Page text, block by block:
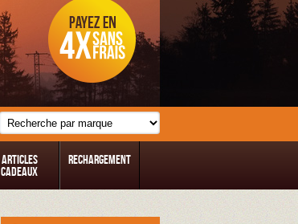
Articles
Cadeaux
Rechargement